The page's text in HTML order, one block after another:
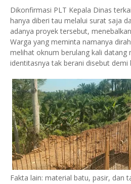
Dikonfirmasi PLT Kepala Dinas
hanya diberi tau melalui surat saja
adanya proyek tersebut,
Warga yang meminta namanya
melihat oknum berulang kali datang
identitasnya tak berani disebut demi
Fakta lain: material batu, pasir, dan